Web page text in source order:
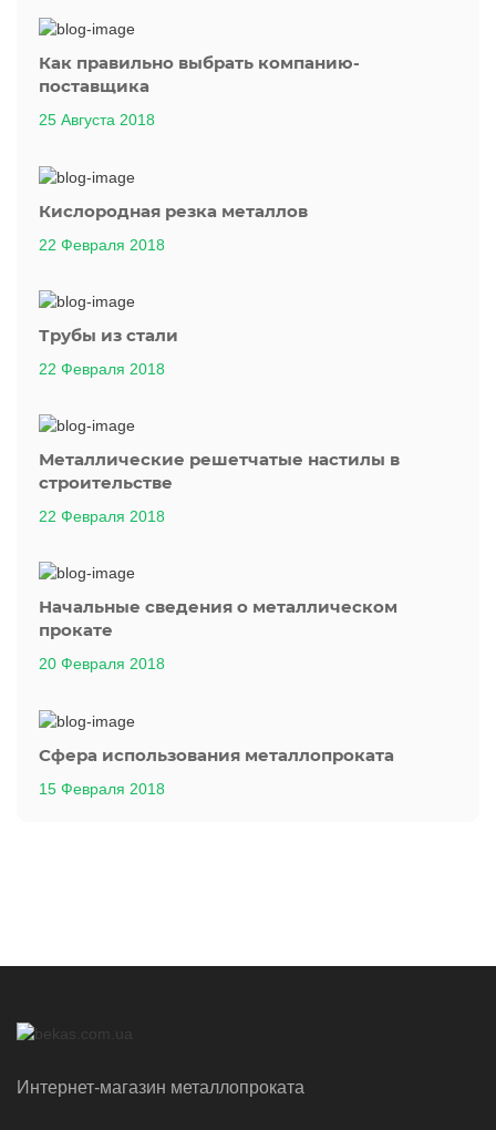
Как правильно выбрать компанию-
поставщика
25 Августа 2018
Кислородная резка металлов
22 Февраля 2018
Трубы из стали
22 Февраля 2018
Металлические решетчатые настилы в
строительстве
22 Февраля 2018
Начальные сведения о металлическом
прокате
20 Февраля 2018
Сфера использования металлопроката
15 Февраля 2018
Интернет-магазин металлопроката